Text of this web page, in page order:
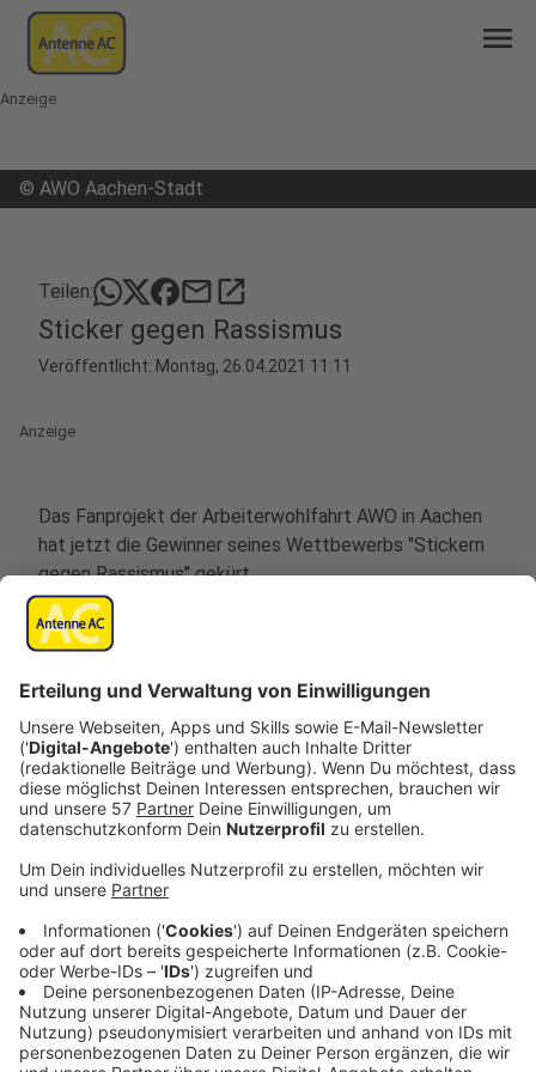
menu
Anzeige
© AWO Aachen-Stadt
Teilen: mailopen_in_new
Sticker gegen Rassismus
Veröffentlicht: Montag, 26.04.2021 11:11
Anzeige
Das Fanprojekt der Arbeiterwohlfahrt AWO in Aachen
hat jetzt die Gewinner seines Wettbewerbs "Stickern
gegen Rassismus" gekürt.
Herausgekommen sind rund 130 kreative Motive
gegen Rassismus bzw. für eine offene und vielfältige
Gesellschaft.
Die drei ansprechendsten Aufkleber kommen von
Dominik aus Würselen, Emilia vom Einhard-Gymnasium
aus Aachen und Xenia von der Kupferstädter
Gesamtschule aus Stolberg. Daneben ist noch
außerhalb der Konkurrenz der Sticker „Kein Bock auf
Rassismus“, den ein Alemannia-Fan mit Bezug zu
seinem Herzensverein entworfen hat, produziert
worden, ihn gibt es demnächst kostenlos sowohl im
Fanprojekt als auch im Alemannia-Fanshop.
Anzeige